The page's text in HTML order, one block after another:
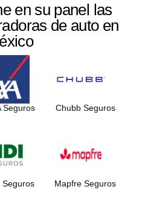
en su panel las
de auto en
Seguros Chubb Seguros
Seguros Mapfre Seguros